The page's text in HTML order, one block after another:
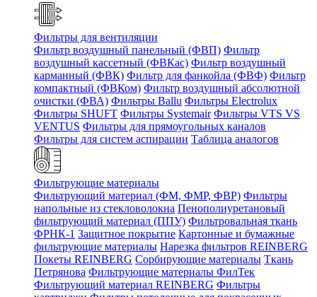
Фильтры для вентиляции
Фильтр воздушный панельный (ФВП) Фильтр
воздушный кассетный (ФВКас) Фильтр воздушный
карманный (ФВК) Фильтр для фанкойла (ФВФ) Фильтр
компактный (ФВКом) Фильтр воздушный абсолютной
очистки (ФВА) Фильтры Ballu Фильтры Electrolux
Фильтры SHUFT Фильтры Systemair Фильтры VTS VS
VENTUS Фильтры для прямоугольных каналов
Фильтры для систем аспирации Таблица аналогов
Фильтрующие материалы
Фильтрующий материал (ФМ, ФМР, ФВР) Фильтры
напольные из стекловолокна Пенополиуретановый
фильтрующий материал (ППУ) Фильтровальная ткань
ФРНК-1 Защитное покрытие Картонные и бумажные
фильтрующие материалы Нарезка фильтров REINBERG
Покеты REINBERG Сорбирующие материалы Ткань
Петрянова Фильтрующие материалы ФилТек
Фильтрующий материал REINBERG Фильтры